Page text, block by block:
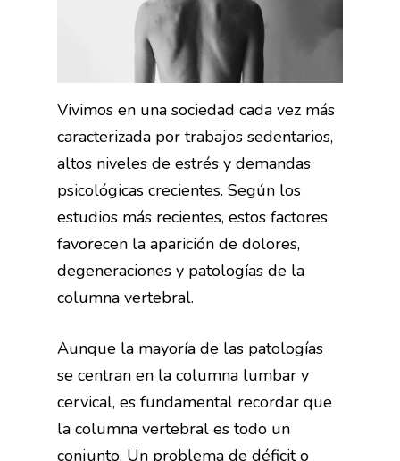
Vivimos en una sociedad cada vez más
caracterizada por trabajos sedentarios,
altos niveles de estrés y demandas
psicológicas crecientes. Según los
estudios más recientes, estos factores
favorecen la aparición de dolores,
degeneraciones y patologías de la
columna vertebral.
Aunque la mayoría de las patologías
se centran en la columna lumbar y
cervical, es fundamental recordar que
la columna vertebral es todo un
conjunto. Un problema de déficit o